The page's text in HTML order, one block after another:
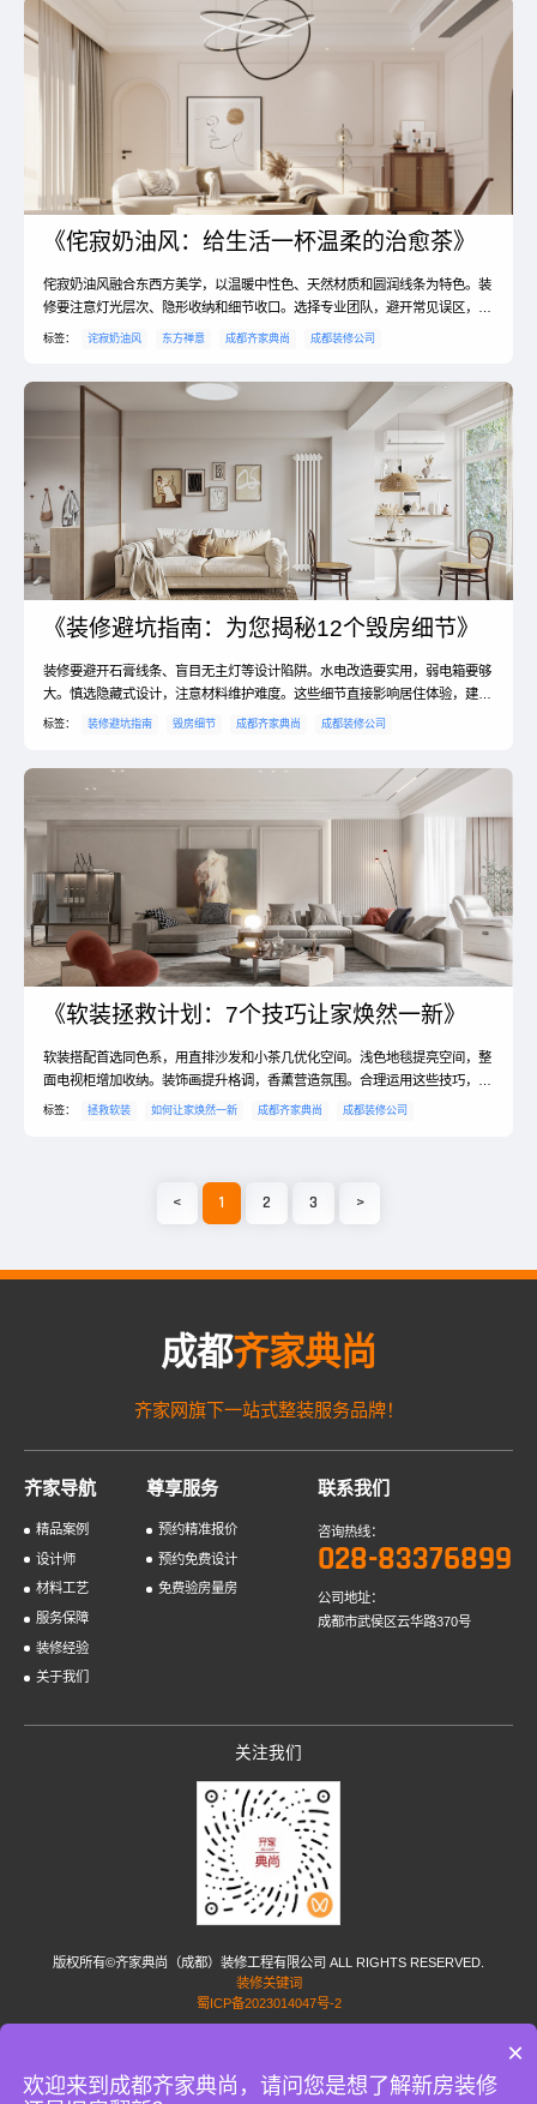
《侘寂奶油风：给生活一杯温柔的治愈茶》
侘寂奶油风融合东西方美学，以温暖中性色、天然材质和圆润线条为特色。装
修要注意灯光层次、隐形收纳和细节收口。选择专业团队，避开常见误区，才
能打造出这个不完美却最治愈的家。
标签： 诧寂奶油风 东方禅意 成都齐家典尚 成都装修公司
《装修避坑指南：为您揭秘12个毁房细节》
装修要避开石膏线条、盲目无主灯等设计陷阱。水电改造要实用，弱电箱要够
大。慎选隐藏式设计，注意材料维护难度。这些细节直接影响居住体验，建议
提前规划。
标签： 装修避坑指南 毁房细节 成都齐家典尚 成都装修公司
《软装拯救计划：7个技巧让家焕然一新》
软装搭配首选同色系，用直排沙发和小茶几优化空间。浅色地毯提亮空间，整
面电视柜增加收纳。装饰画提升格调，香薰营造氛围。合理运用这些技巧，能
有效弥补硬装不足。
标签： 拯救软装 如何让家焕然一新 成都齐家典尚 成都装修公司
< 1 2 3 >
成都齐家典尚
齐家网旗下一站式整装服务品牌！
齐家导航
精品案例
设计师
材料工艺
服务保障
装修经验
关于我们
尊享服务
预约精准报价
预约免费设计
免费验房量房
联系我们
咨询热线：
028-83376899
公司地址：
成都市武侯区云华路370号
关注我们
版权所有©齐家典尚（成都）装修工程有限公司 ALL RIGHTS RESERVED.
装修关键词
蜀ICP备2023014047号-2
料焊条
uhpc材料 成都网站设计 丽江房产网 成都房产网 涿州房产网 重庆房产网
国际
海运公司
简历制作 广州办公室装修 广州装修公司 上海装修管家 PE给水管 效果图公
×
欢迎来到成都齐家典尚，请问您是想了解新房装修